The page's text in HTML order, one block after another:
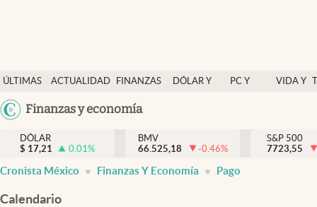
ÚLTIMAS
NOTICIAS
ACTUALIDAD
FINANZAS
DÓLAR Y
PC Y
VIDA Y
México
Finanzas y economía
Actualidad
Finanzas y economía
Dólar y mercados
DÓLAR
$ 17,21 0.01%
BMV
66.525,18
-0.46%
S&P 500
7723,55
Cronista México Finanzas Y Economía Pago
Calendario